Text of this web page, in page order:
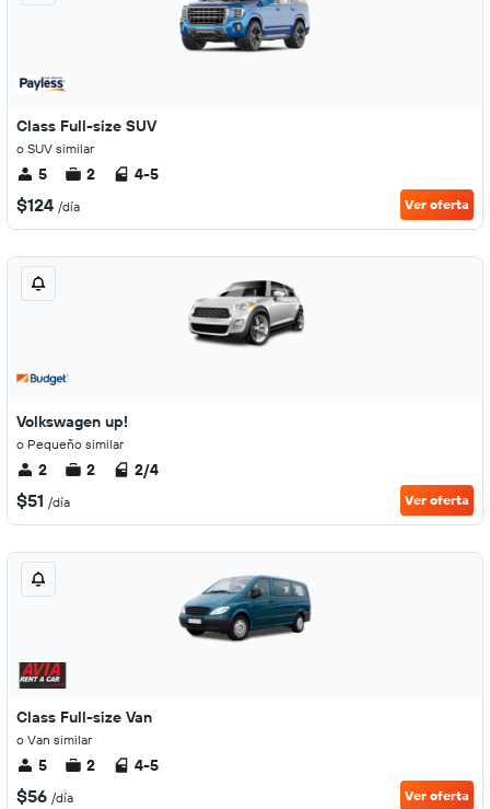
Class Full-size SUV
o SUV similar
5 2 4-5
$124 /día Ver oferta
Volkswagen up!
o Pequeño similar
2 2 2/4
$51 /día Ver oferta
Class Full-size Van
o Van similar
5 2 4-5
$56 /día Ver oferta